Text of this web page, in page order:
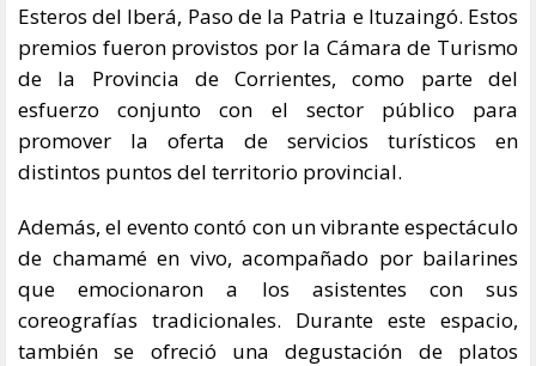
Esteros del Iberá, Paso de la Patria e Ituzaingó. Estos
premios fueron provistos por la Cámara de Turismo
de la Provincia de Corrientes, como parte del
esfuerzo conjunto con el sector público para
promover la oferta de servicios turísticos en
distintos puntos del territorio provincial.
Además, el evento contó con un vibrante espectáculo
de chamamé en vivo, acompañado por bailarines
que emocionaron a los asistentes con sus
coreografías tradicionales. Durante este espacio,
también se ofreció una degustación de platos